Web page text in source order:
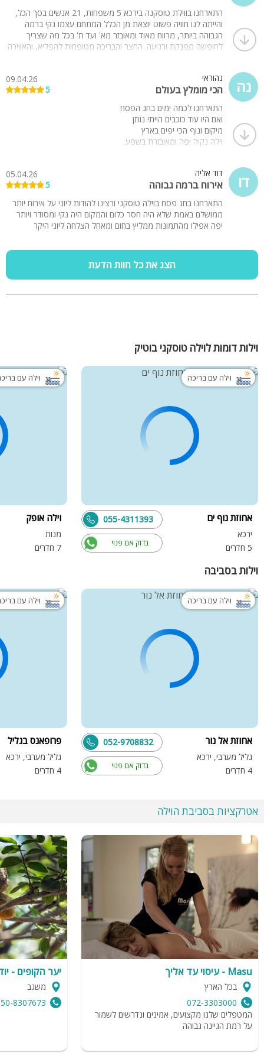
התארחנו בווילת טוסקנה בירכא 5 משפחות, 21 אנשים בסך הכל,
והייתה לנו חוויה פשוט יוצאת מן הכלל המתחם עצמו נקי ברמה
הגבוהה ביותר, מרווח מאוד ומאובזר מא' ועד ת' בכל מה שצריך
לחופשה מפנקת ורגועה. החצר והבריכה מטופחות להפליא, והאווירה
כל השהות, דאג שלא יחסר לנו דבר ואפילו פינק אותנו בקינוח
כנאפה מדהים וחם על חשבונו. בלי לחשוב פעמיים אנחנו בטוח נחזור
לכאן שוב, וממליצים באהבה לכל קבוצה או משפחה שמחפשת
חופשה איכותית בצפון.
נה נהוראי
הכי מומלץ בעולם
09.04.26
5
התארחנו לכמה ימים בחג הפסח
ואם היו עוד כוכבים הייתי נותן
מיקום ונוף הכי יפים בארץ
וילה נקיה יפה ומאובזרת בשפע
מעל ומעבר
תודה
דו דוד אליה
אירוח ברמה גבוהה
05.04.26
5
התארחנו בחג פסח בוילה טוסקני ורצינו להודות ליוני על אירוח יותר
ממושלם באמת שלא היה חסר כלום והמקום היה נקי ומסודר ויותר
יפה אפילו מהתמונות ממליץ בחום ומאחל הצלחה ליוני היקר
הצג את כל חוות הדעת
וילות דומות לוילה טוסקני בוטיק
וילה עם בריכה
אחוזת נוף ים
ירכא
5 חדרים
בדוק אם פנוי
055-4311393
וילה עם
וילה אופק
מנות
7 חדרים
וילות בסביבה
וילה עם בריכה
אחוזת אל נור
גליל מערבי, ירכא
4 חדרים
בדוק אם פנוי
052-9708832
וילה עם
פרופאנס בגליל
גליל מערבי, ירכא
4 חדרים
אטרקציות בסביבת הוילה
Masu - עיסוי עד אליך
בכל הארץ
072-3303000
המטפלים שלנו מקצועים, אמינים ונדרשים לשמור
על רמת הגיינה גבוהה
יער הקופים -
משגב
8307673